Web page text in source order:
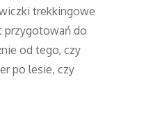
trekkingowe
przygotowań do
od tego, czy
po lesie, czy